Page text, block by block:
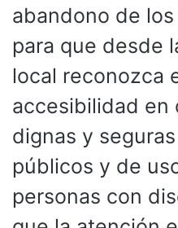
abandono de
para que desde
local reconozca
accesibilidad en
dignas y
públicos y de
personas con